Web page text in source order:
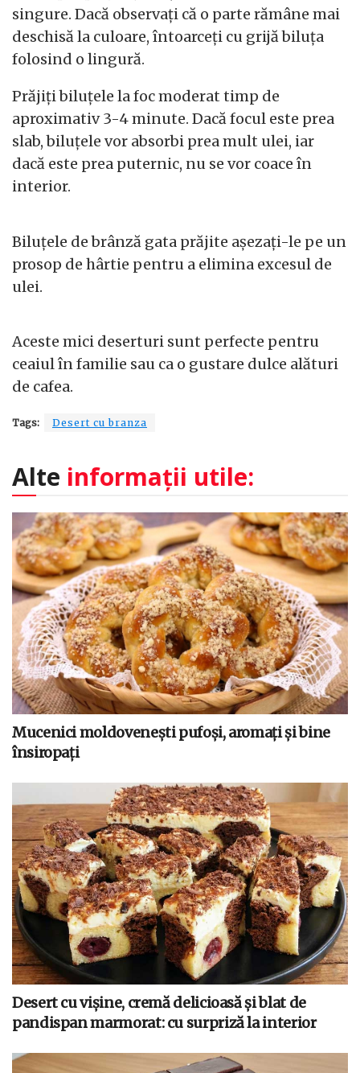
singure. Dacă observați că o parte rămâne mai
deschisă la culoare, întoarceți cu grijă biluța
folosind o lingură.
Prăjiți biluțele la foc moderat timp de
aproximativ 3-4 minute. Dacă focul este prea
slab, biluțele vor absorbi prea mult ulei, iar
dacă este prea puternic, nu se vor coace în
interior.
Biluțele de brânză gata prăjite așezați-le pe un
prosop de hârtie pentru a elimina excesul de
ulei.
Aceste mici deserturi sunt perfecte pentru
ceaiul în familie sau ca o gustare dulce alături
de cafea.
Tags: Desert cu branza
Alte informații utile:
Mucenici moldovenești pufoși, aromați și bine
însiropați
Desert cu vișine, cremă delicioasă și blat de
pandispan marmorat: cu surpriză la interior